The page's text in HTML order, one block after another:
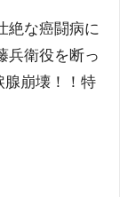
絶な癌闘病に
兵衛役を断っ
崩壊！！特